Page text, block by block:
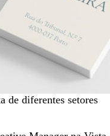
de diferentes setores